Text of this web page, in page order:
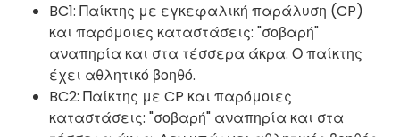
BC1: Παίκτης με εγκεφαλική παράλυση (CP)
και παρόμοιες καταστάσεις: "σοβαρή"
αναπηρία και στα τέσσερα άκρα. Ο παίκτης
έχει αθλητικό βοηθό.
BC2: Παίκτης με CP και παρόμοιες
καταστάσεις: "σοβαρή" αναπηρία και στα